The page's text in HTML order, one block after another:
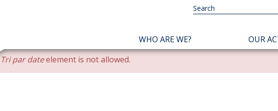
NAVIGATION
PRINCIPALE
WHO ARE WE? OUR
Tri par dateelement is not allowed.